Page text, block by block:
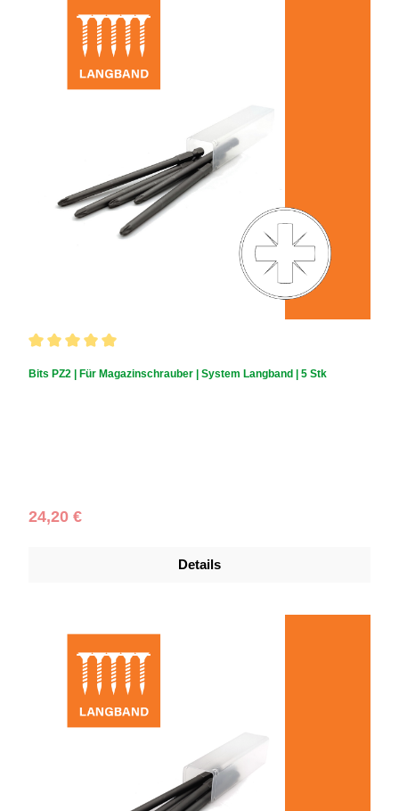
Bits PZ2 | Für Magazinschrauber | System Langband | 5 Stk
Regulärer Preis:
24,20 €
Details